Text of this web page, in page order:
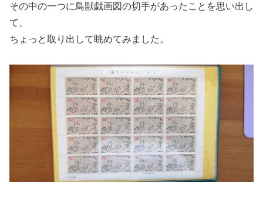
その中の一つに鳥獣戯画図の切手があったことを思い出し
て、
ちょっと取り出して眺めてみました。